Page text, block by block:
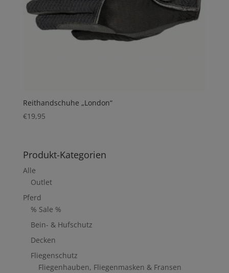
Reithandschuhe „London“
€19,95
Produkt-Kategorien
Alle
Outlet
Pferd
% Sale %
Bein- & Hufschutz
Decken
Fliegenschutz
Fliegenhauben, Fliegenmasken & Fransen